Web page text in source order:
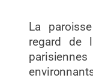
La
regard de